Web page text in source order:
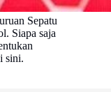
Sepatu
Siapa saja
sini.